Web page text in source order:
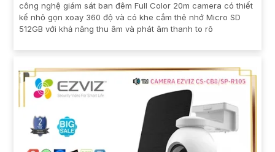
công nghệ giám sát ban đêm Full Color 20m camera có thiết
kế nhỏ gọn xoay 360 độ và có khe cắm thẻ nhớ Micro SD
512GB với khả năng thu âm và phát âm thanh to rõ